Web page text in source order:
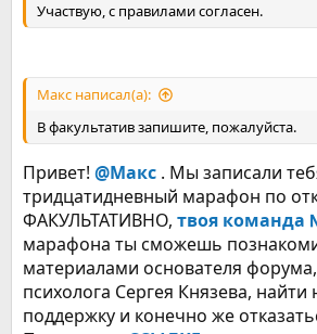
Участвую, с правилами согласен.
Макс написал(а):
В факультатив запишите, пожалуйста.
Привет! @Макс . Мы записали
тридцатидневный марафон по
ФАКУЛЬТАТИВНО, твоя команда
марафона ты сможешь
материалами основателя
психолога Сергея Князева, найти
поддержку и конечно же